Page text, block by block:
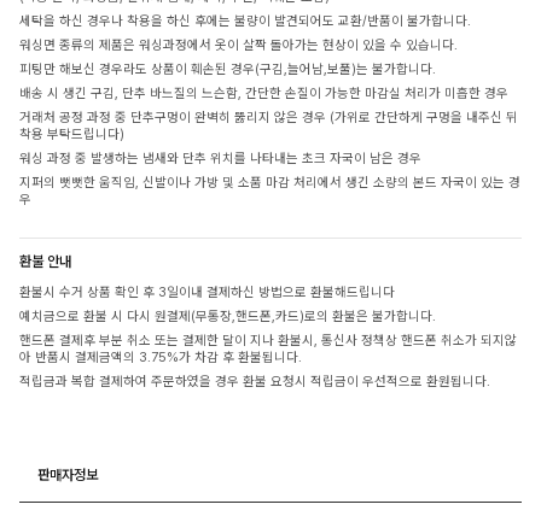
세탁을 하신 경우나 착용을 하신 후에는 불량이 발견되어도 교환/반품이 불가합니다.
워싱면 종류의 제품은 워싱과정에서 옷이 살짝 돌아가는 현상이 있을 수 있습니다.
피팅만 해보신 경우라도 상품이 훼손된 경우(구김,늘어남,보풀)는 불가합니다.
배송 시 생긴 구김, 단추 바느질의 느슨함, 간단한 손질이 가능한 마감실 처리가 미흡한 경우
거래처 공정 과정 중 단추구멍이 완벽히 뚫리지 않은 경우 (가위로 간단하게 구멍을 내주신 뒤
착용 부탁드립니다)
워싱 과정 중 발생하는 냄새와 단추 위치를 나타내는 초크 자국이 남은 경우
지퍼의 뻣뻣한 움직임, 신발이나 가방 및 소품 마감 처리에서 생긴 소량의 본드 자국이 있는 경
우
환불 안내
환불시 수거 상품 확인 후 3일이내 결제하신 방법으로 환불해드립니다
예치금으로 환불 시 다시 원결제(무통장,핸드폰,카드)로의 환불은 불가합니다.
핸드폰 결제후 부분 취소 또는 결제한 달이 지나 환불시, 통신사 정책상 핸드폰 취소가 되지않
아 반품시 결제금액의 3.75%가 차감 후 환불됩니다.
적립금과 복합 결제하여 주문하였을 경우 환불 요청시 적립금이 우선적으로 환원됩니다.
판매자정보